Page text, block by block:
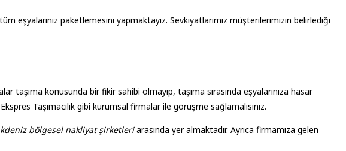
eşyalarınız paketlemesini yapmaktayız. Sevkiyatlarımız müşterilerimizin belirlediği
konusunda bir fikir sahibi olmayıp, taşıma sırasında eşyalarınıza hasar
Taşımacılık gibi kurumsal firmalar ile görüşme sağlamalısınız.
bölgesel nakliyat şirketleriarasında yer almaktadır. Ayrıca firmamıza gelen